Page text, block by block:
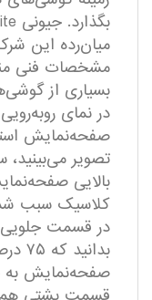
میان‌رده این
مشخصات فنی
بسیاری از
در نمای
صفحه‌نمایش
تصویر
بالایی
کلاسیک سبب
در قسمت جلویی
صفحه‌نمایش